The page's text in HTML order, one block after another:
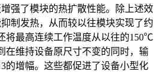
强了模块的热扩散性能。除上述效
制发热，从而较以往模块实现了约
将最高连续工作温度从以往的150℃
在维持设备原尺寸不变的同时，输
的增幅。这些都促进了设备小型化